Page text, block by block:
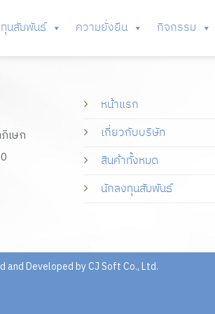
นสัมพันธ์ ความยั่งยืน กิจกรรม
เษก
หน้าแรก
เกี่ยวกับบริษัท
สินค้าทั้งหมด
นักลงทุนสัมพันธ์
and Developed byCJ Soft Co., Ltd.